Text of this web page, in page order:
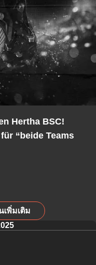
Hertha BSC!
“beide Teams
พิ่มเติม